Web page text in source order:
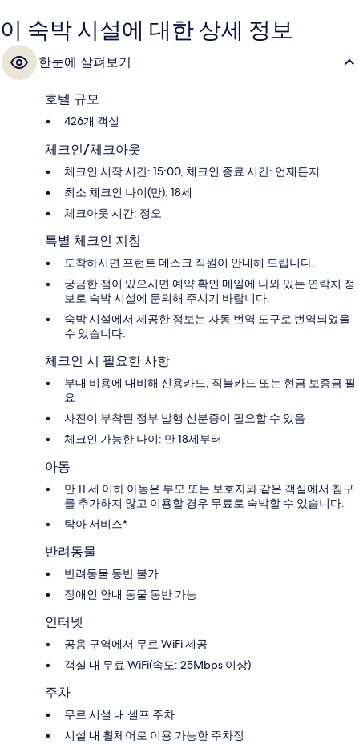
이 숙박 시설에 대한 상세 정보
한눈에 살펴보기
호텔 규모
426개 객실
체크인/체크아웃
체크인 시작 시간: 15:00, 체크인 종료 시간: 언제든지
최소 체크인 나이(만): 18세
체크아웃 시간: 정오
특별 체크인 지침
도착하시면 프런트 데스크 직원이 안내해 드립니다.
궁금한 점이 있으시면 예약 확인 메일에 나와 있는 연락처 정
보로 숙박 시설에 문의해 주시기 바랍니다.
숙박 시설에서 제공한 정보는 자동 번역 도구로 번역되었을
수 있습니다.
체크인 시 필요한 사항
부대 비용에 대비해 신용카드, 직불카드 또는 현금 보증금 필
요
사진이 부착된 정부 발행 신분증이 필요할 수 있음
체크인 가능한 나이: 만 18세부터
아동
만 11 세 이하 아동은 부모 또는 보호자와 같은 객실에서 침구
를 추가하지 않고 이용할 경우 무료로 숙박할 수 있습니다.
탁아 서비스*
반려동물
반려동물 동반 불가
장애인 안내 동물 동반 가능
인터넷
공용 구역에서 무료 WiFi 제공
객실 내 무료 WiFi(속도: 25Mbps 이상)
주차
무료 시설 내 셀프 주차
시설 내 휠체어로 이용 가능한 주차장